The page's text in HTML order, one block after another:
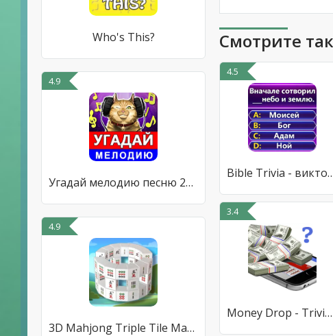
Who's This?
4.9
Угадай мелодию песню 2023
4.9
3D Mahjong Triple Tile Match
Смотрите
4.5
Bible Trivia -
3.4
Money Drop - Trivia Quiz Game